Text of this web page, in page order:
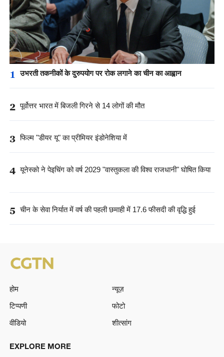
1 उभरती तकनीकों के दुरुपयोग पर रोक लगाने का चीन का आह्वान
2 पूर्वोत्तर भारत में बिजली गिरने से 14 लोगों की मौत
3 फिल्म "डीयर यू" का प्रीमियर इंडोनेशिया में
4 यूनेस्को ने पेइचिंग को वर्ष 2029 "वास्तुकला की विश्व राजधानी" घोषित किया
5 चीन के सेवा निर्यात में वर्ष की पहली छमाही में 17.6 फीसदी की वृद्धि हुई
होम
न्यूज़
टिप्पणी
फोटो
वीडियो
शीत्सांग
EXPLORE MORE